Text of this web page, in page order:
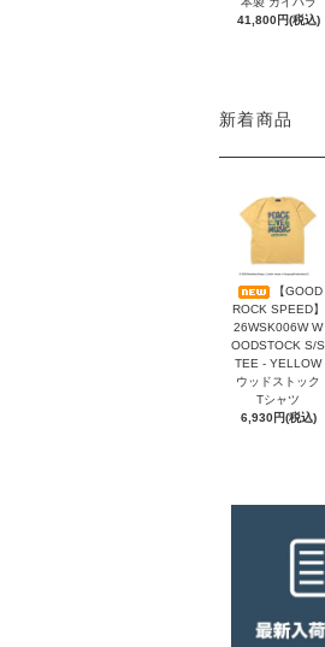
41,800円(税込)
新着商品
【GOOD
ROCK SPEED】
26WSK006W W
OODSTOCK S/S
TEE - YELLOW
ウッドストック
Tシャツ
6,930円(税込)